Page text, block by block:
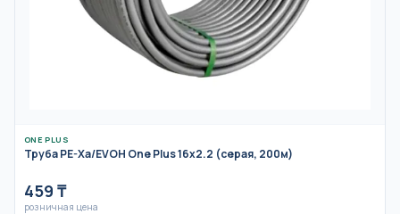
ONE PLUS
Труба PE-Xa/EVOH One Plus 16x2.2 (серая, 200м)
459 ₸
розничная цена